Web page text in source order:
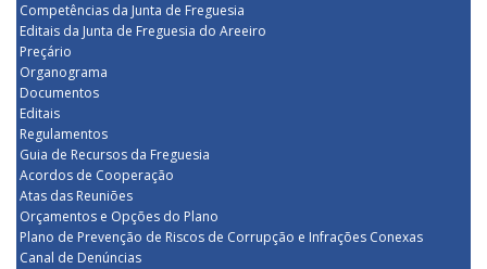
Competências da Junta de Freguesia
Editais da Junta de Freguesia do Areeiro
Preçário
Organograma
Documentos
Editais
Regulamentos
Guia de Recursos da Freguesia
Acordos de Cooperação
Atas das Reuniões
Orçamentos e Opções do Plano
Plano de Prevenção de Riscos de Corrupção e Infrações Conexas
Canal de Denúncias